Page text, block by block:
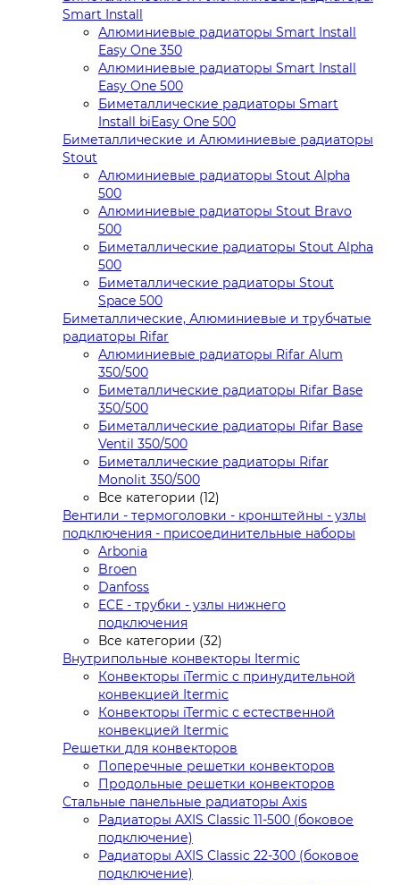
Smart Install
Алюминиевые радиаторы Smart Install
Easy One 350
Алюминиевые радиаторы Smart Install
Easy One 500
Биметаллические радиаторы Smart
Install biEasy One 500
Биметаллические и Алюминиевые радиаторы
Stout
Алюминиевые радиаторы Stout Alpha
500
Алюминиевые радиаторы Stout Bravo
500
Биметаллические радиаторы Stout Alpha
500
Биметаллические радиаторы Stout
Space 500
Биметаллические, Алюминиевые и трубчатые
радиаторы Rifar
Алюминиевые радиаторы Rifar Alum
350/500
Биметаллические радиаторы Rifar Base
350/500
Биметаллические радиаторы Rifar Base
Ventil 350/500
Биметаллические радиаторы Rifar
Monolit 350/500
Все категории (12)
Вентили - термоголовки - кронштейны - узлы
подключения - присоединительные наборы
Arbonia
Broen
Danfoss
ECE - трубки - узлы нижнего
подключения
Все категории (32)
Внутрипольные конвекторы Itermic
Конвекторы iTermic c принудительной
конвекцией Itermic
Конвекторы iTermic с естественной
конвекцией Itermic
Решетки для конвекторов
Поперечные решетки конвекторов
Продольные решетки конвекторов
Стальные панельные радиаторы Axis
Радиаторы AXIS Classic 11-500 (боковое
подключение)
Радиаторы AXIS Classic 22-300 (боковое
подключение)